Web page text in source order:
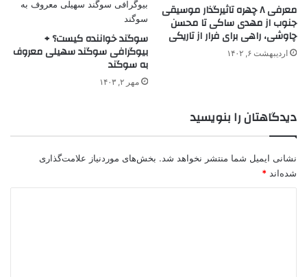
معرفی ۸ چهره تاثیرگذار موسیقی
جنوب از مهدی ساکی تا محسن
چاوشی، راهی برای فرار از تاریکی
اردیبهشت ۶, ۱۴۰۲
سوگند خواننده کیست؟ +
بیوگرافی سوگند سهیلی معروف
به سوگند
مهر ۲, ۱۴۰۳
دیدگاهتان را بنویسید
نشانی ایمیل شما منتشر نخواهد شد. بخش‌های موردنیاز علامت‌گذاری
شده‌اند *